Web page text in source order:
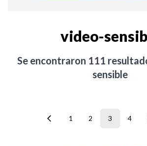
video-
Se encontraron 111
sensible
1 2 3 4